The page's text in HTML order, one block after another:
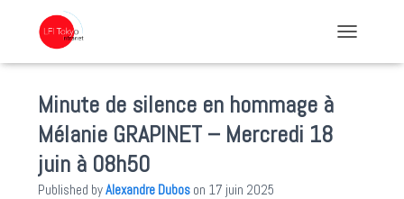
Minute de silence en hommage à
Mélanie GRAPINET – Mercredi 18
juin à 08h50
Published byAlexandre Dubos on 17 juin 2025